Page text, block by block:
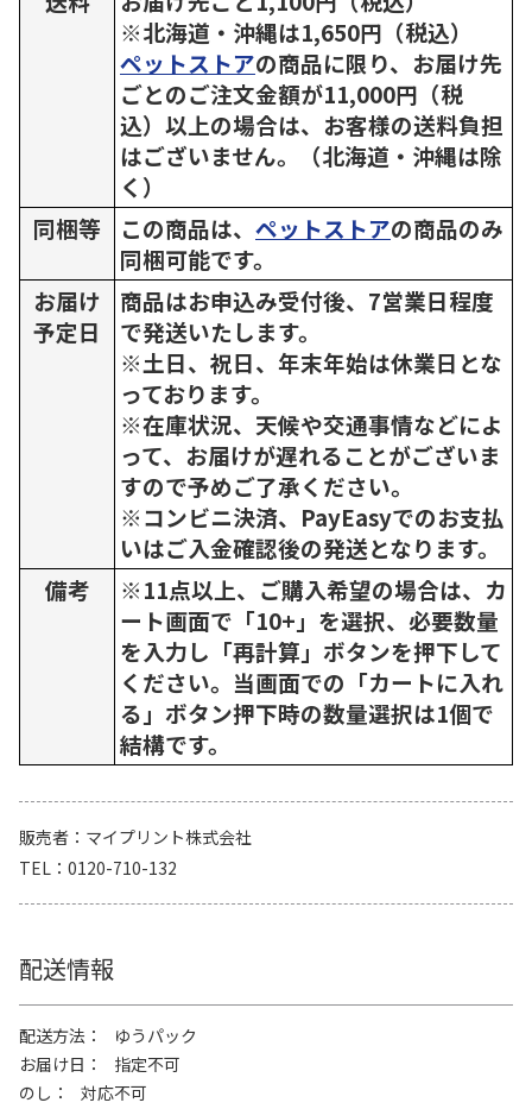
※北海道・沖縄は1,650円（税込）
ペットストアの商品に限り、お届け先
ごとのご注文金額が11,000円（税
込）以上の場合は、お客様の送料負担
はございません。（北海道・沖縄は除
く）
同梱等
この商品は、 ペットストアの商品のみ
同梱可能です。
お届け
予定日
商品はお申込み受付後、7営業日程度
で発送いたします。
※土日、祝日、年末年始は休業日とな
っております。
※在庫状況、天候や交通事情などによ
って、お届けが遅れることがございま
すので予めご了承ください。
※コンビニ決済、PayEasyでのお支払
いはご入金確認後の発送となります。
備考
※11点以上、ご購入希望の場合は、カ
ート画面で「10+」を選択、必要数量
を入力し「再計算」ボタンを押下して
ください。当画面での「カートに入れ
る」ボタン押下時の数量選択は1個で
結構です。
販売者
マイプリント株式会社
TEL
0120-710-132
配送情報
配送方法
ゆうパック
お届け日
指定不可
のし
対応不可